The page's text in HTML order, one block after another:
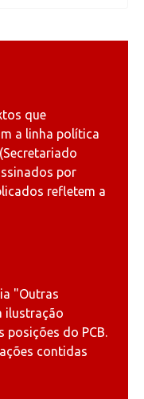
que
a linha política
por
refletem a
"Outras
ilustração
posições do PCB.
contidas